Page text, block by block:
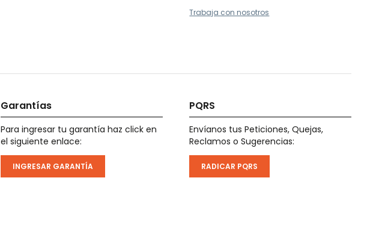
Trabaja con nosotros
Garantías
Para ingresar tu garantía haz click en
el siguiente enlace:
INGRESAR GARANTÍA
PQRS
Envíanos tus Peticiones, Quejas,
Reclamos o Sugerencias:
RADICAR PQRS